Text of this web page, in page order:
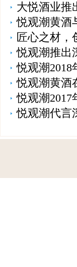
大悦酒业推
悦观潮黄酒
匠心之材，
悦观潮推出
悦观潮2018
悦观潮黄酒
悦观潮2017
悦观潮代言